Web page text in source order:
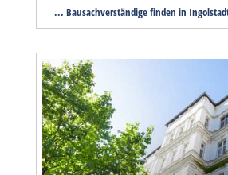
... Bausachverständige finden in